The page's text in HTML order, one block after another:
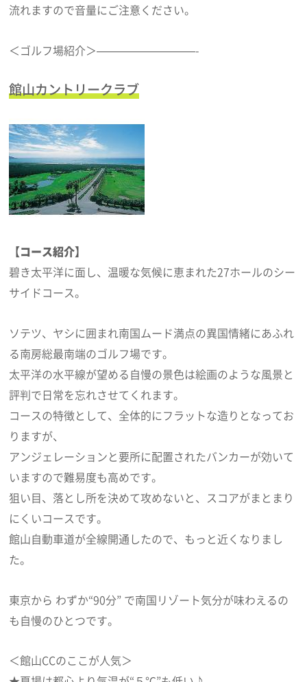
流れますので音量にご注意ください。
＜ゴルフ場紹介＞—————————-
館山カントリークラブ
【コース紹介】
碧き太平洋に面し、温暖な気候に恵まれた27ホールのシー
サイドコース。
ソテツ、ヤシに囲まれ南国ムード満点の異国情緒にあふれ
る南房総最南端のゴルフ場です。
太平洋の水平線が望める自慢の景色は絵画のような風景と
評判で日常を忘れさせてくれます。
コースの特徴として、全体的にフラットな造りとなってお
りますが、
アンジェレーションと要所に配置されたバンカーが効いて
いますので難易度も高めです。
狙い目、落とし所を決めて攻めないと、スコアがまとまり
にくいコースです。
館山自動車道が全線開通したので、もっと近くなりまし
た。
東京から わずか“90分” で南国リゾート気分が味わえるの
も自慢のひとつです。
＜館山CCのここが人気＞